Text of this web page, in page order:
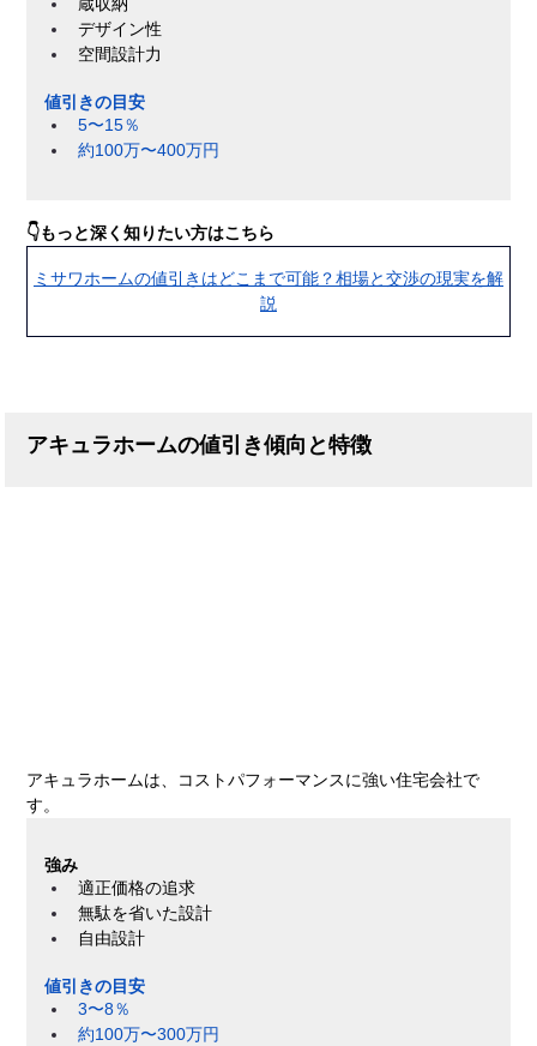
蔵収納
デザイン性
空間設計力
値引きの目安
5〜15％
約100万〜400万円
👇もっと深く知りたい方はこちら
ミサワホームの値引きはどこまで可能？相場と交渉の現実を解
説
アキュラホームの値引き傾向と特徴
アキュラホームは、コストパフォーマンスに強い住宅会社で
す。
強み
適正価格の追求
無駄を省いた設計
自由設計
値引きの目安
3〜8％
約100万〜300万円